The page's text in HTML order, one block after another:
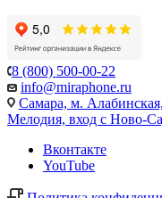
8 (800) 500-00-22
info@miraphone.ru
Самара, м.
Мелодия, вход с Ново-
Вконтакте
YouTube